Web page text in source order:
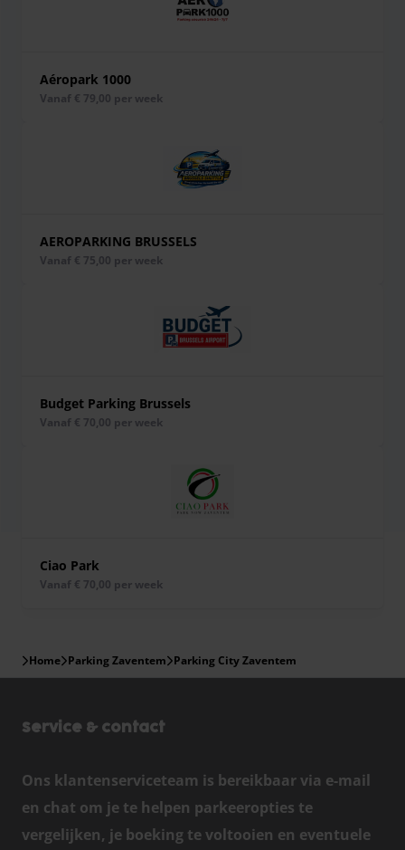
Aéropark 1000
vanaf € 79,00 per week
AEROPARKING BRUSSELS
vanaf € 75,00 per week
Budget Parking Brussels
vanaf € 70,00 per week
Ciao Park
vanaf € 70,00 per week
Home Parking Zaventem Parking City Zaventem
Service & contact
Ons klantenserviceteam is bereikbaar via e-mail
en chat om je te helpen parkeeropties te
vergelijken, je boeking te voltooien en eventuele